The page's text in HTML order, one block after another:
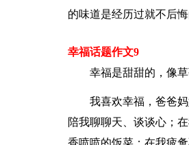
的味道是经历过就不后
幸福话题作文9
幸福是甜甜的，像
我喜欢幸福，爸爸
陪我聊聊天、谈谈心；
香喷喷的饭菜；在我疲